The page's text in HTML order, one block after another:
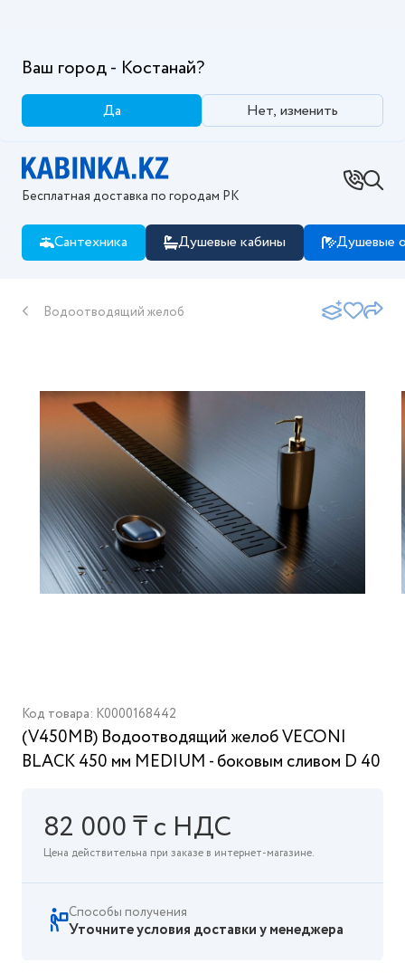
Ваш город - Костанай?
Да Нет, изменить
Бесплатная доставка по городам РК
Сантехника Душевые кабины Душевые
Водоотводящий желоб
Код товара: K0000168442
(V450MB) Водоотводящий желоб VECONI
BLACK 450 мм MEDIUM - боковым сливом D 40
82 000 ₸ с НДС
Цена действительна при заказе в интернет-магазине.
Способы получения
Уточните условия доставки у менеджера